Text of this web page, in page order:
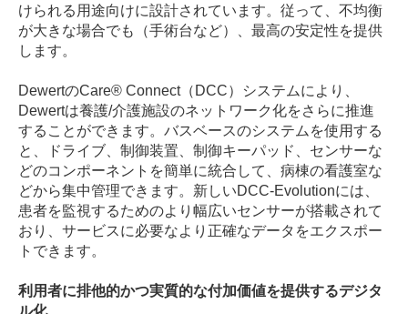
けられる用途向けに設計されています。従って、不均衡
が大きな場合でも（手術台など）、最高の安定性を提供
します。
DewertのCare® Connect（DCC）システムにより、
Dewertは養護/介護施設のネットワーク化をさらに推進
することができます。バスベースのシステムを使用する
と、ドライブ、制御装置、制御キーパッド、センサーな
どのコンポーネントを簡単に統合して、病棟の看護室な
どから集中管理できます。新しいDCC-Evolutionには、
患者を監視するためのより幅広いセンサーが搭載されて
おり、サービスに必要なより正確なデータをエクスポー
トできます。
利用者に排他的かつ実質的な付加価値を提供するデジタ
ル化